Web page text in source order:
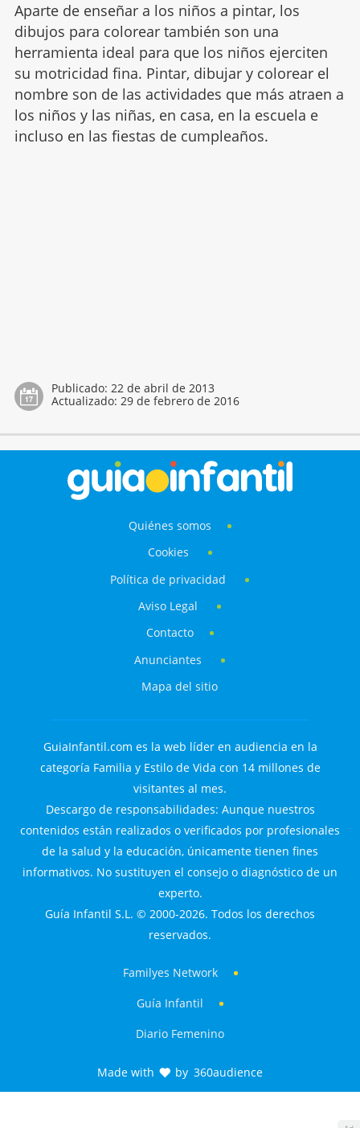
Aparte de enseñar a los niños a pintar, los
dibujos para colorear también son una
herramienta ideal para que los niños ejerciten
su motricidad fina. Pintar, dibujar y colorear el
nombre son de las actividades que más atraen a
los niños y las niñas, en casa, en la escuela e
incluso en las fiestas de cumpleaños.
Publicado: 22 de abril de 2013
Actualizado: 29 de febrero de 2016
Quiénes somos
Cookies
Política de privacidad
Aviso Legal
Contacto
Anunciantes
Mapa del sitio
GuiaInfantil.com es la web líder en audiencia en la
categoría Familia y Estilo de Vida con 14 millones de
visitantes al mes.
Descargo de responsabilidades: Aunque nuestros
contenidos están realizados o verificados por profesionales
de la salud y la educación, únicamente tienen fines
informativos. No sustituyen el consejo o diagnóstico de un
experto.
Guía Infantil S.L. © 2000-2026. Todos los derechos
reservados.
Familyes Network
Guía Infantil
Diario Femenino
Made with by 360audience